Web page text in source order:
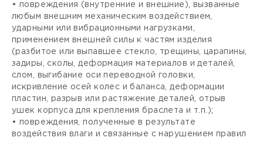
• повреждения (внутренние и внешние), вызванные
любым внешним механическим воздействием,
ударными или вибрационными нагрузками,
применением внешней силы к частям изделия
(разбитое или выпавшее стекло, трещины, царапины,
задиры, сколы, деформация материалов и деталей,
слом, выгибание оси переводной головки,
искривление осей колес и баланса, деформации
пластин, разрыв или растяжение деталей, отрыв
ушек корпуса для крепления браслета и т.п.);
• повреждения, полученные в результате
воздействия влаги и связанные с нарушением правил